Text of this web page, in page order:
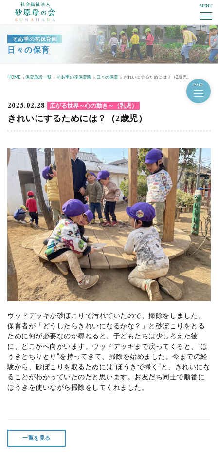
MENU
そあ季の花保育園
日々の保育
HOME 保育施設一覧 そあ季の花保育園 日々の保育 きれいにするためには？（2歳児）
PAGE
2025.02.28 広がる世界～心の動き～（乳児）
きれいにするためには？（2歳児）
ウッドデッキが砂ぼこりで汚れていたので、掃除をしました。
保育者が「どうしたらきれいになるかな？」と砂ぼこりをとる
ために何が必要なのか尋ねると、子どもたちは少し考えた後
に、どこかへ向かいます。ウッドデッキまで戻ってくると、“ほ
うきとちりとり”を持ってきて、掃除を始めました。今までの経
験から、砂ぼこりを取るためには“ほうきで掃く”と、きれいにな
ることがわかっていたのだと思います。お友だち同士で順番に
ほうきを使いながら掃除をしてくれました。
一覧を見る